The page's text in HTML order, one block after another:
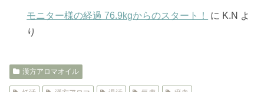
モニター様の経過 76.9kgからのスタート！ に K.N よ
り
漢方アロマオイル